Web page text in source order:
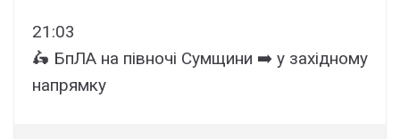
21:03
🛵 БпЛА на півночі Сумщини ➡️ у західному
напрямку